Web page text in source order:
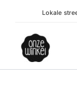
inhoud
Lokale